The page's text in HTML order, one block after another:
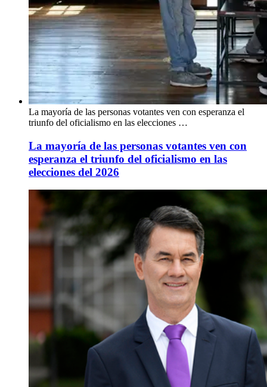
La mayoría de las personas votantes ven con esperanza el
triunfo del oficialismo en las elecciones …
La mayoría de las personas votantes ven con
esperanza el triunfo del oficialismo en las
elecciones del 2026